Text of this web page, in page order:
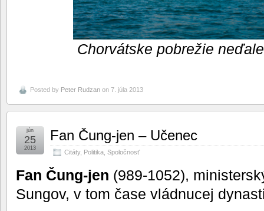
Chorvátske pobrežie
Posted by Peter Rudzan on 7. júla 2013
Fan Čung-jen – Učenec
Citáty, Politika Spoločnosť
jún
25
2013
Fan Čung-jen (989-1052),
Sungov, v tom čase vládnucej